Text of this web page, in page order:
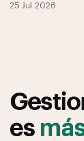
25 Jul 2026
es